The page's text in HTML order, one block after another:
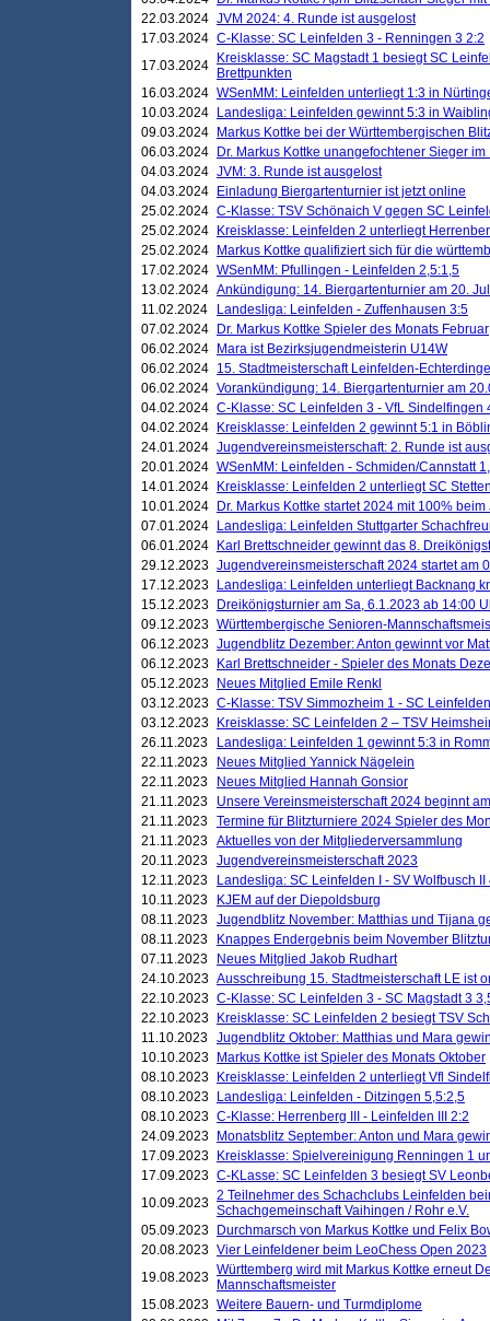
22.03.2024 JVM 2024: 4. Runde ist ausgelost
17.03.2024 C-Klasse: SC Leinfelden 3 - Renningen 3 2:2
17.03.2024
Kreisklasse: SC Magstadt 1 besiegt SC
Brettpunkten
16.03.2024 WSenMM: Leinfelden unterliegt 1:3 in
10.03.2024
Landesliga: Leinfelden gewinnt 5:3 in
09.03.2024
Markus Kottke bei der Württembergischen
06.03.2024
Dr. Markus Kottke unangefochtener Sieger
04.03.2024 JVM: 3. Runde ist ausgelost
04.03.2024
Einladung Biergartenturnier ist jetzt online
25.02.2024 C-Klasse: TSV Schönaich V gegen SC
25.02.2024
Kreisklasse: Leinfelden 2 unterliegt
25.02.2024
Markus Kottke qualifiziert sich für die
17.02.2024 WSenMM: Pfullingen - Leinfelden 2,5:1,5
13.02.2024 Ankündigung: 14. Biergartenturnier am 20.
11.02.2024
Landesliga: Leinfelden - Zuffenhausen 3:5
07.02.2024
Dr. Markus Kottke Spieler des Monats Februar
06.02.2024
Mara ist Bezirksjugendmeisterin U14W
06.02.2024 15. Stadtmeisterschaft Leinfelden-
06.02.2024 Vorankündigung: 14. Biergartenturnier am
04.02.2024 C-Klasse: SC Leinfelden 3 - VfL Sindelfingen
04.02.2024
Kreisklasse: Leinfelden 2 gewinnt 5:1 in
24.01.2024 Jugendvereinsmeisterschaft: 2. Runde ist
20.01.2024 WSenMM: Leinfelden - Schmiden/Cannstatt
14.01.2024
Kreisklasse: Leinfelden 2 unterliegt SC
10.01.2024
Dr. Markus Kottke startet 2024 mit 100%
07.01.2024
Landesliga: Leinfelden Stuttgarter
06.01.2024
Karl Brettschneider gewinnt das 8.
29.12.2023 Jugendvereinsmeisterschaft 2024 startet am
17.12.2023
Landesliga: Leinfelden unterliegt Backnang
15.12.2023
Dreikönigsturnier am Sa, 6.1.2023 ab 14:00
09.12.2023 Württembergische Senioren-
06.12.2023 Jugendblitz Dezember: Anton gewinnt vor
06.12.2023
Karl Brettschneider - Spieler des Monats
05.12.2023
Neues Mitglied Emile Renkl
03.12.2023 C-Klasse: TSV Simmozheim 1 - SC
03.12.2023
Kreisklasse: SC Leinfelden 2 – TSV
26.11.2023
Landesliga: Leinfelden 1 gewinnt 5:3 in
22.11.2023
Neues Mitglied Yannick Nägelein
22.11.2023
Neues Mitglied Hannah Gonsior
21.11.2023
Unsere Vereinsmeisterschaft 2024 beginnt
21.11.2023 Termine für Blitzturniere 2024 Spieler des
21.11.2023 Aktuelles von der Mitgliederversammlung
20.11.2023 Jugendvereinsmeisterschaft 2023
12.11.2023
Landesliga: SC Leinfelden I - SV Wolfbusch II
10.11.2023
KJEM auf der Diepoldsburg
08.11.2023 Jugendblitz November: Matthias und Tijana
08.11.2023
Knappes Endergebnis beim November
07.11.2023
Neues Mitglied Jakob Rudhart
24.10.2023 Ausschreibung 15. Stadtmeisterschaft LE ist
22.10.2023 C-Klasse: SC Leinfelden 3 - SC Magstadt 3
22.10.2023
Kreisklasse: SC Leinfelden 2 besiegt TSV
11.10.2023 Jugendblitz Oktober: Matthias und Mara
10.10.2023
Markus Kottke ist Spieler des Monats Oktober
08.10.2023
Kreisklasse: Leinfelden 2 unterliegt Vfl
08.10.2023
Landesliga: Leinfelden - Ditzingen 5,5:2,5
08.10.2023 C-Klasse: Herrenberg III - Leinfelden III 2:2
24.09.2023
Monatsblitz September: Anton und Mara
17.09.2023
Kreisklasse: Spielvereinigung Renningen 1
17.09.2023 C-KLasse: SC Leinfelden 3 besiegt SV
10.09.2023 2 Teilnehmer des Schachclubs Leinfelden
Schachgemeinschaft Vaihingen / Rohr e.V.
05.09.2023
Durchmarsch von Markus Kottke und Felix
20.08.2023 Vier Leinfeldener beim LeoChess Open 2023
19.08.2023 Württemberg wird mit Markus Kottke erneut
Mannschaftsmeister
15.08.2023 Weitere Bauern- und Turmdiplome